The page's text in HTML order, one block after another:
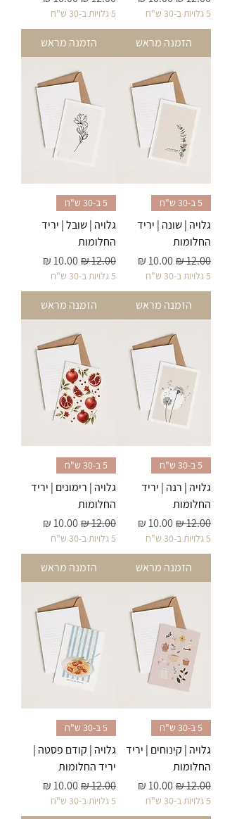
5 גלויות ב-30 ש"ח
הזמנה מראש
5 גלויות ב-30 ש"ח
הזמנה מראש
5 ב-30 ש"ח
גלויה | שונה | יריד
החלומות
מחיר רגילמחיר מבצע
5 גלויות ב-30 ש"ח
הזמנה מראש
5 ב-30 ש"ח
גלויה | שובל | יריד
החלומות
מחיר רגילמחיר מבצע
5 גלויות ב-30 ש"ח
הזמנה מראש
5 ב-30 ש"ח
גלויה | רנה | יריד
החלומות
מחיר רגילמחיר מבצע
5 גלויות ב-30 ש"ח
הזמנה מראש
5 ב-30 ש"ח
גלויה | רימונים | יריד
החלומות
מחיר רגילמחיר מבצע
5 גלויות ב-30 ש"ח
הזמנה מראש
5 ב-30 ש"ח
גלויה | קינוחים | יריד
החלומות
מחיר רגילמחיר מבצע
5 גלויות ב-30 ש"ח
5 ב-30 ש"ח
גלויה | קודם פסטה |
יריד החלומות
מחיר רגילמחיר מבצע
5 גלויות ב-30 ש"ח